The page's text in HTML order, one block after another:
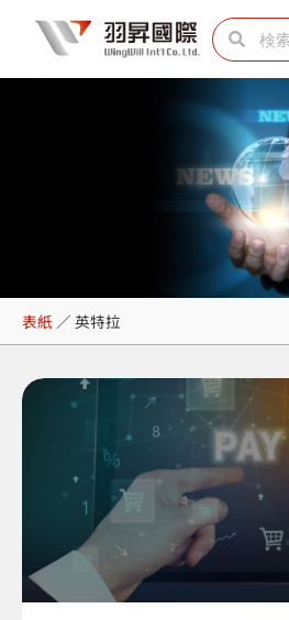
を
検
索 索
英特拉
表紙 ／ 英特拉